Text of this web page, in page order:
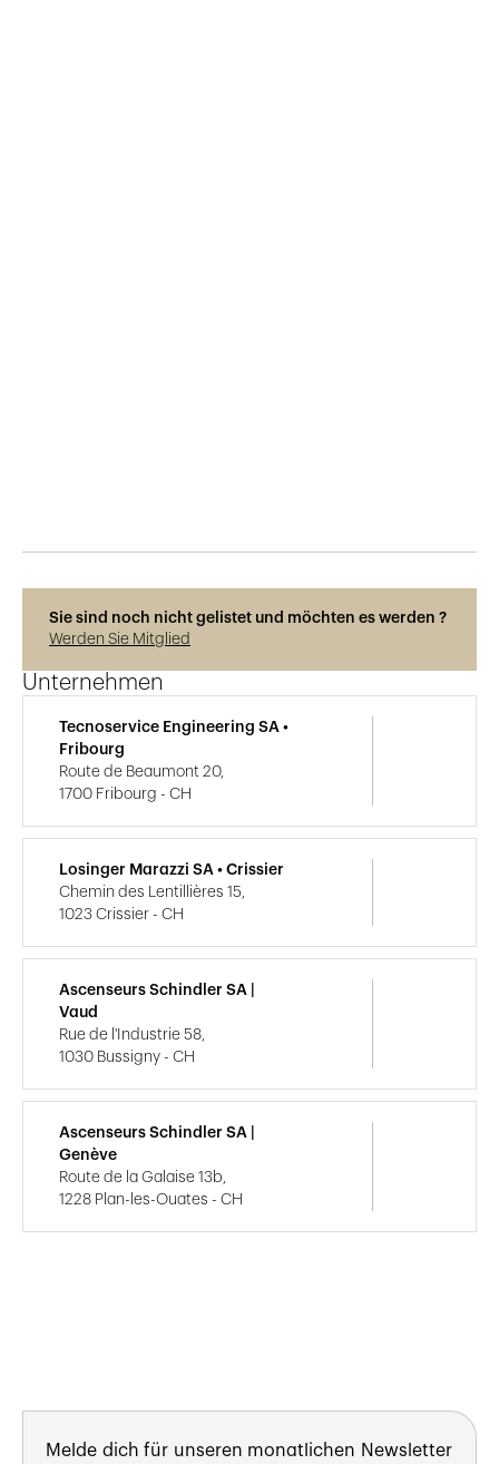
Sie sind noch nicht gelistet und möchten es werden ?
Werden Sie Mitglied
Unternehmen
Tecnoservice Engineering SA •
Fribourg
Route de Beaumont 20,
1700 Fribourg - CH
Losinger Marazzi SA • Crissier
Chemin des Lentillières 15,
1023 Crissier - CH
Ascenseurs Schindler SA |
Vaud
Rue de l'Industrie 58,
1030 Bussigny - CH
Ascenseurs Schindler SA |
Genève
Route de la Galaise 13b,
1228 Plan-les-Ouates - CH
Melde dich für unseren monatlichen Newsletter